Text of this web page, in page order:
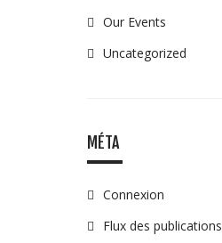
Our Events
Uncategorized
MÉTA
Connexion
Flux des publications